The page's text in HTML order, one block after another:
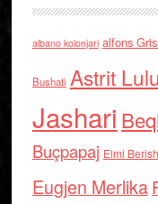
albano kolonjari alfons
Bushati Astrit
Jashari
Buçpapaj Elmi
Eugjen Merlika